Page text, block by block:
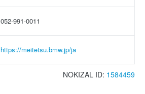
052-991-0011
https://meitetsu.bmw.jp/ja
NOKIZAL ID: 1584459